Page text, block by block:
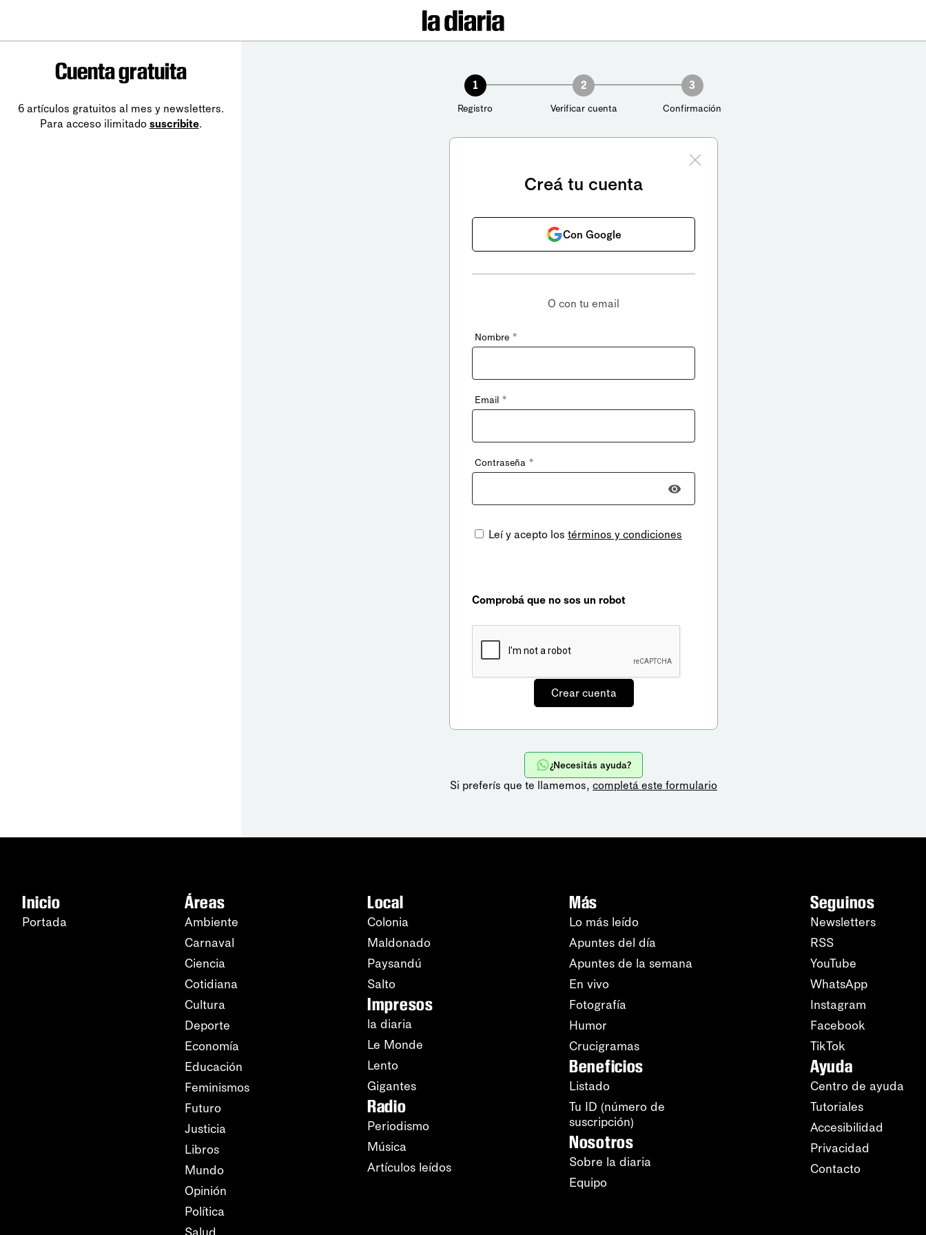
Cuenta gratuita
6 artículos gratuitos al mes y newsletters.
Para acceso ilimitado suscribite.
1
Registro
2
Verificar cuenta
3
Confirmación
Creá tu cuenta
Con Google
O con tu email
Nombre *
Email *
Contraseña *
Leí y acepto los términos y condiciones
Comprobá que no sos un robot
¿Necesitás ayuda?
Si preferís que te llamemos, completá este formulario
Inicio
Portada
Áreas
Ambiente
Carnaval
Ciencia
Cotidiana
Cultura
Deporte
Economía
Educación
Feminismos
Futuro
Justicia
Libros
Mundo
Opinión
Política
Local
Colonia
Maldonado
Paysandú
Salto
Impresos
la diaria
Le Monde
Lento
Gigantes
Radio
Periodismo
Música
Artículos leídos
Más
Lo más leído
Apuntes del día
Apuntes de la semana
En vivo
Fotografía
Humor
Crucigramas
Beneficios
Listado
Tu ID (número de
suscripción)
Nosotros
Sobre la diaria
Equipo
Seguinos
Newsletters
RSS
YouTube
WhatsApp
Instagram
Facebook
TikTok
Ayuda
Centro de ayuda
Tutoriales
Accesibilidad
Privacidad
Contacto